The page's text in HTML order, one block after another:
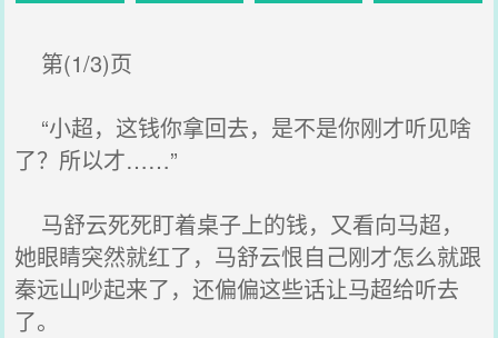
第(1/3)页
“小超，这钱你拿回去，是不是你刚才听见啥
了？所以才……”
马舒云死死盯着桌子上的钱，又看向马超，
她眼睛突然就红了，马舒云恨自己刚才怎么就跟
秦远山吵起来了，还偏偏这些话让马超给听去
了。